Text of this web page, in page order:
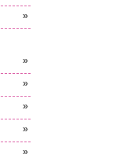
»
»
»
»
»
»